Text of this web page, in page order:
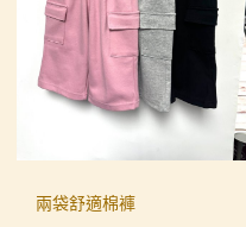
兩袋舒適棉褲